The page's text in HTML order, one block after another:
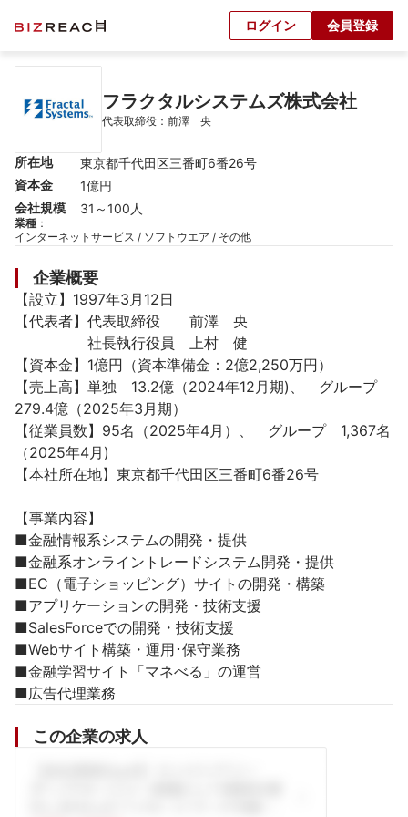
ログイン 会員登録
フラクタルシステムズ株式会社
代表取締役：前澤　央
所在地
東京都千代田区三番町6番26号
資本金
1億円
会社規模
31～100人
業種 ：
インターネットサービス / ソフトウエア / その他
企業概要
【設立】1997年3月12日
【代表者】代表取締役　　前澤　央
社長執行役員　上村　健
【資本金】1億円（資本準備金：2億2,250万円）
【売上高】単独　13.2億（2024年12月期)、　グループ
279.4億（2025年3月期）
【従業員数】95名（2025年4月）、　グループ　1,367名
（2025年4月)
【本社所在地】東京都千代田区三番町6番26号
【事業内容】
■金融情報系システムの開発・提供
■金融系オンライントレードシステム開発・提供
■EC（電子ショッピング）サイトの開発・構築
■アプリケーションの開発・技術支援
■SalesForceでの開発・技術支援
■Webサイト構築・運用･保守業務
■金融学習サイト「マネべる」の運営
■広告代理業務
この企業の求人